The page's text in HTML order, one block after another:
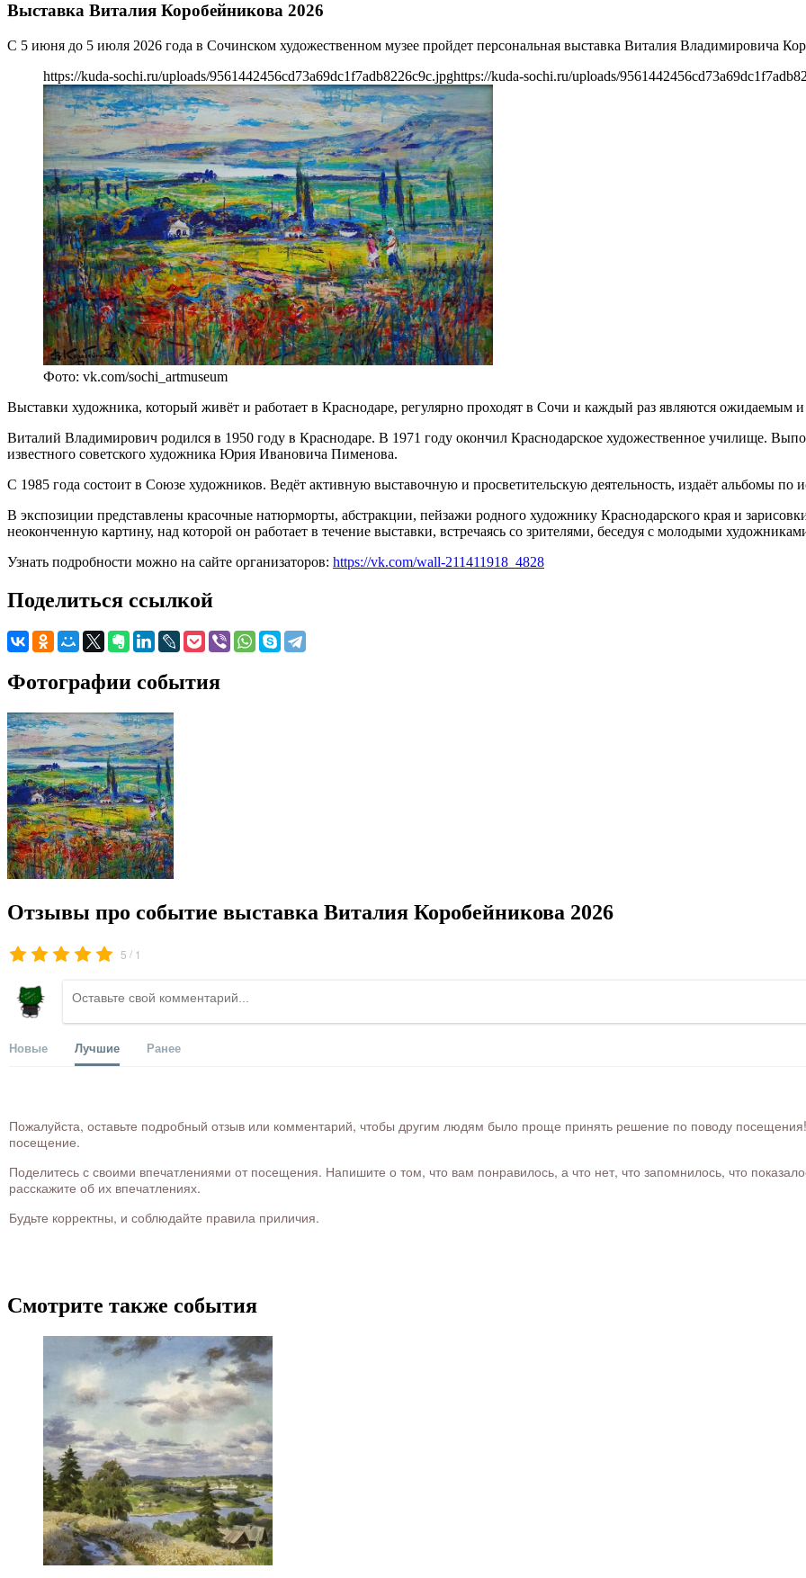
Выставка Виталия Коробейникова 2026
С 5 июня до 5 июля 2026 года в Сочинском художественном музее пройдет персональная выставка Виталия Владимировича
https://kuda-sochi.ru/uploads/9561442456cd73a69dc1f7adb8226c9c.jpghttps://kuda-sochi.ru/uploads/
Фото: vk.com/sochi_artmuseum
Выставки художника, который живёт и работает в Краснодаре, регулярно проходят в Сочи и каждый раз являются ожидаемым
Виталий Владимирович родился в 1950 году в Краснодаре. В 1971 году окончил Краснодарское художественное училище.
известного советского художника Юрия Ивановича Пименова.
С 1985 года состоит в Союзе художников. Ведёт активную выставочную и просветительскую деятельность, издаёт альбомы по
В экспозиции представлены красочные натюрморты, абстракции, пейзажи родного художнику Краснодарского края и
неоконченную картину, над которой он работает в течение выставки, встречаясь со зрителями, беседуя с молодыми
Узнать подробности можно на сайте организаторов: https://vk.com/wall-211411918_4828
Поделиться ссылкой
Фотографии события
Отзывы про событие выставка Виталия Коробейникова 2026
5 / 1
Новые Лучшие Ранее
Пожалуйста, оставьте подробный отзыв или комментарий, чтобы другим людям было проще принять решение по поводу посещения!
посещение.
Поделитесь с своими впечатлениями от посещения. Напишите о том, что вам понравилось, а что нет, что запомнилось, что
расскажите об их впечатлениях.
Будьте корректны, и соблюдайте правила приличия.
Смотрите также события